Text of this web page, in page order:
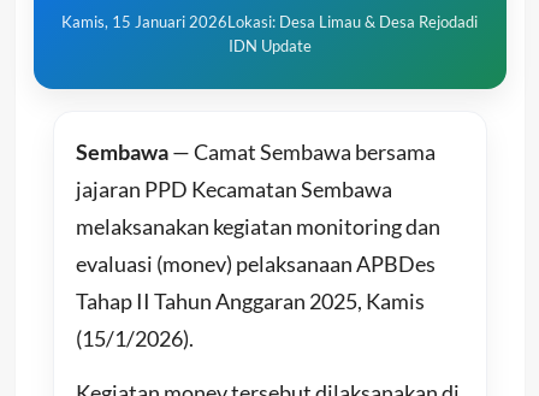
Kamis, 15 Januari 2026Lokasi: Desa Limau & Desa Rejodadi
IDN Update
Sembawa— Camat Sembawa bersama
jajaran PPD Kecamatan Sembawa
melaksanakan kegiatan monitoring dan
evaluasi (monev) pelaksanaan APBDes
Tahap II Tahun Anggaran 2025, Kamis
(15/1/2026).